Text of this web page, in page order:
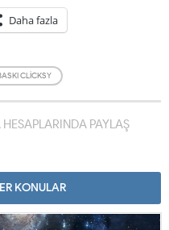
Daha fazla
CLICKSY
PAYLAŞ
KONULAR